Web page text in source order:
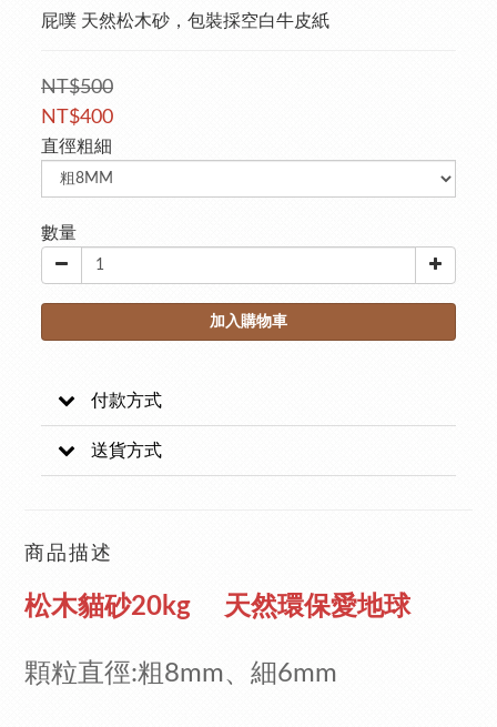
屁噗 天然松木砂，包裝採空白牛皮紙
NT$500
NT$400
直徑粗細
數量
加入購物車
付款方式
送貨方式
商品描述
松木貓砂20kg 天然環保愛地球
顆粒直徑:粗8mm、細6mm